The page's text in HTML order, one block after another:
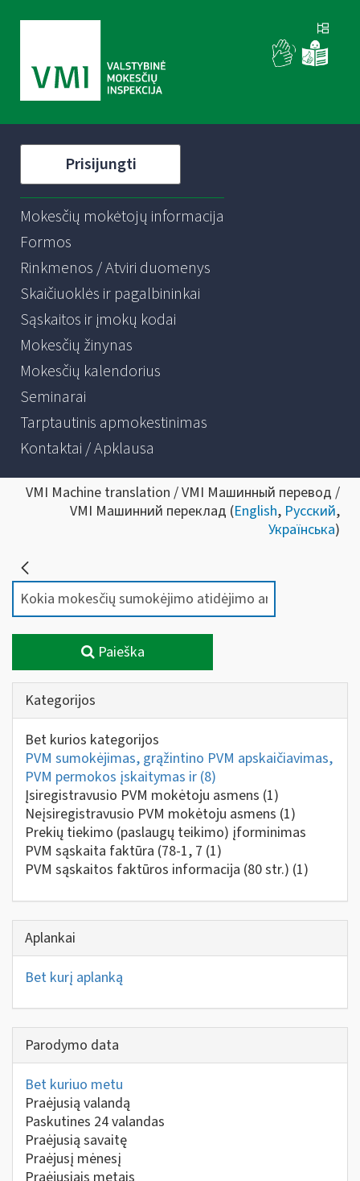
Prisijungti
Mokesčių mokėtojų informacija
Formos
Rinkmenos / Atviri duomenys
Skaičiuoklės ir pagalbininkai
Sąskaitos ir įmokų kodai
Mokesčių žinynas
Mokesčių kalendorius
Seminarai
Tarptautinis apmokestinimas
Kontaktai / Apklausa
VMI Machine translation / VMI Машинный перевод /
VMI Машинний переклад (English, Русский,
Українська)
Paieška
Kategorijos
Bet kurios kategorijos
PVM sumokėjimas, grąžintino PVM apskaičiavimas,
PVM permokos įskaitymas ir (8)
Įsiregistravusio PVM mokėtoju asmens (1)
Neįsiregistravusio PVM mokėtoju asmens (1)
Prekių tiekimo (paslaugų teikimo) įforminimas
PVM sąskaita faktūra (78-1, 7 (1)
PVM sąskaitos faktūros informacija (80 str.) (1)
Aplankai
Bet kurį aplanką
Parodymo data
Bet kuriuo metu
Praėjusią valandą
Paskutines 24 valandas
Praėjusią savaitę
Praėjusį mėnesį